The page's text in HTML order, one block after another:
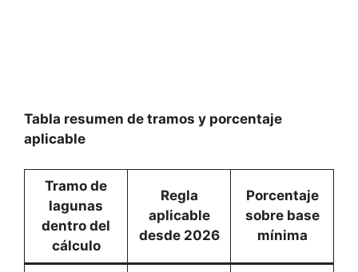
Tabla resumen de tramos y porcentaje
aplicable
Tramo de
lagunas
dentro del
cálculo
Regla
aplicable
desde 2026
Porcentaje
sobre base
mínima